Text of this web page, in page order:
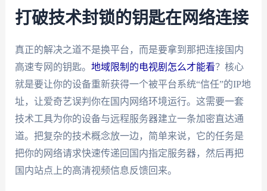
打破技术封锁的钥匙在网络连接
真正的解决之道不是换平台，而是要拿到那把连接国内
高速专网的钥匙。 地域限制的电视剧怎么才能看？核心
就是要让你的设备重新获得一个被平台系统“信任”的IP地
址，让爱奇艺误判你在国内网络环境运行。这需要一套
技术工具为你的设备与远程服务器建立一条加密直达通
道。把复杂的技术概念放一边，简单来说，它的任务是
把你的网络请求快速传递回国内指定服务器，然后再把
国内站点上的高清视频信息反馈回来。